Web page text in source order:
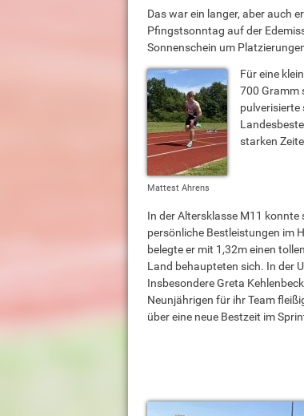
Das war ein langer, aber auch
Pfingstsonntag auf der
Sonnenschein um
Mattest Ahrens
Für eine
700 Gramm
pulverisierte
starken
In der Altersklasse M11 konnte
persönliche Bestleistungen im
belegte er mit 1,32m einen
Land behaupteten sich. In der
Insbesondere Greta
Neunjährigen für ihr Team
über eine neue Bestzeit im